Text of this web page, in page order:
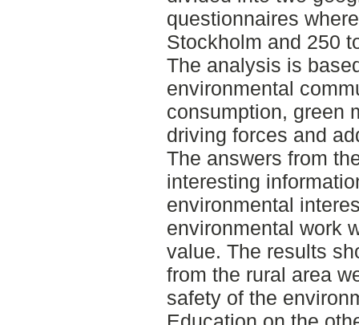
questionnaires
Stockholm and 250
The analysis is
environmental
consumption, green
driving forces and
The answers from
interesting
environmental
environmental work
value. The results
from the rural area
safety of the